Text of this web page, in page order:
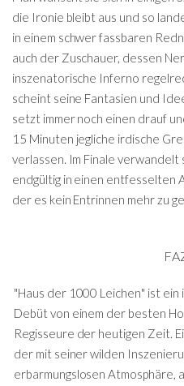
die Ironie bleibt aus und so
in einem schwer fassbaren
auch der Zuschauer, dessen
inszenatorische Inferno
scheint seine Fantasien und
setzt immer noch einen drauf
15 Minuten jegliche irdische
verlassen. Im Finale verwandelt
endgültig in einen entfesselten
der es kein Entrinnen mehr zu
"Haus der 1000 Leichen" ist ein
Debüt von einem der besten
Regisseure der heutigen Zeit.
der mit seiner wilden
erbarmungslosen Atmosphäre,